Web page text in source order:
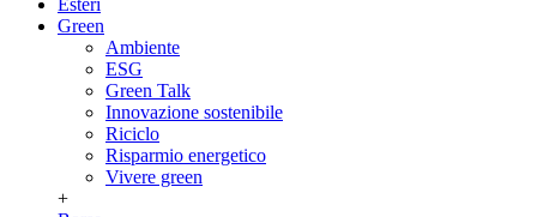
Green
Ambiente
ESG
Green Talk
Innovazione sostenibile
Riciclo
Risparmio energetico
Vivere green
+